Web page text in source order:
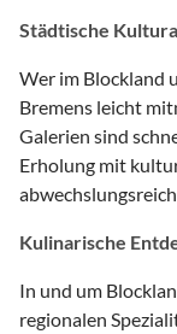
Städtische
Wer im Blockland
Bremens leicht
Galerien sind
Erholung mit
Kulinarische
In und um
regionalen